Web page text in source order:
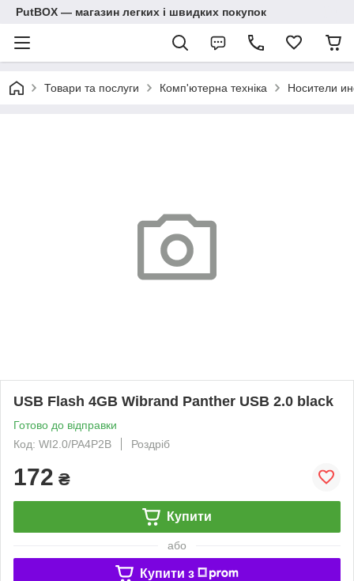
PutBOX — магазин легких і швидких покупок
Товари та послуги Комп'ютерна техніка Носители
USB Flash 4GB Wibrand Panther USB 2.0 black
Готово до відправки
Код: WI2.0/PA4P2B
Роздріб
172 ₴
Купити
або
Купити з